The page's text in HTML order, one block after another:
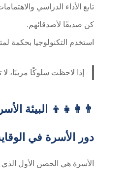
تابع الأداء الدراسي
كن صديقًا لأصدقائهم.
استخدم التكنولوجيا بحكمة
إذا لاحظت سلوكًا مريبًا،
👨‍👩‍👧‍👦 البيئة
دور الأسرة في
الأسرة هي الحصن الأول